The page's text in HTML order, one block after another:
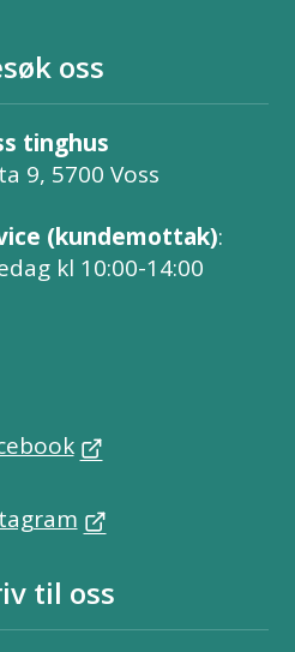
oss
tinghus
9, 5700 Voss
(kundemottak):
kl 10:00-14:00
til oss